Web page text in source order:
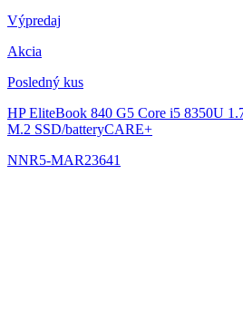
Výpredaj
Akcia
Posledný kus
HP EliteBook 840 G5 Core i5 8350U
M.2 SSD/batteryCARE+
NNR5-MAR23641